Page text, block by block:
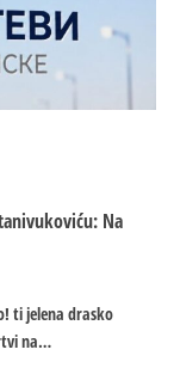
Na
ti jelena drasko
na…